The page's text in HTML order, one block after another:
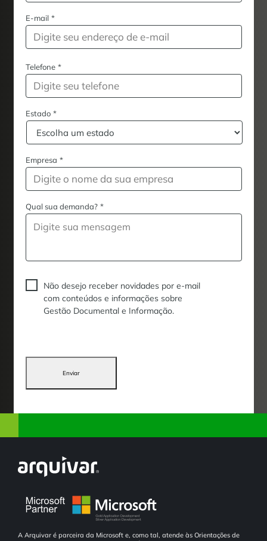
E-mail *
Telefone *
Estado *
Empresa *
Qual sua demanda? *
Não desejo receber novidades por e-mail
com conteúdos e informações sobre
Gestão Documental e Informação.
Enviar
A Arquivar é parceira da Microsoft e, como tal, atende às Orientações de